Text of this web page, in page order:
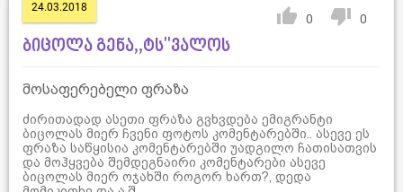
24.03.2018
0 0
ბიცოლა გენა,,ტს''ვალოს
მოსაფერებელი ფრაზა
ძირითადად ასეთი ფრაზა გვხვდება ემიგრანტი
ბიცოლას მიერ ჩვენი ფოტოს კომენტარებში.. ასევე ეს
ფრაზა საწყისია კომენტარებში უადგილო ჩათისათვის
და მოჰყვება შემდეგნაირი კომენტარები ასევე
ბიცოლას მიერ ოჯახში როგორ ხართ?, დედა